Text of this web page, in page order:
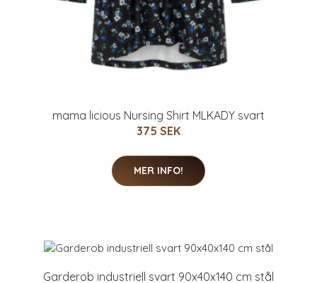
mama licious Nursing Shirt MLKADY svart
375 SEK
MER INFO!
Garderob industriell svart 90x40x140 cm stål